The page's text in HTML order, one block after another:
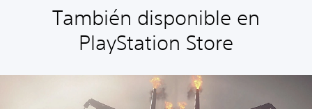
También disponible en
PlayStation Store